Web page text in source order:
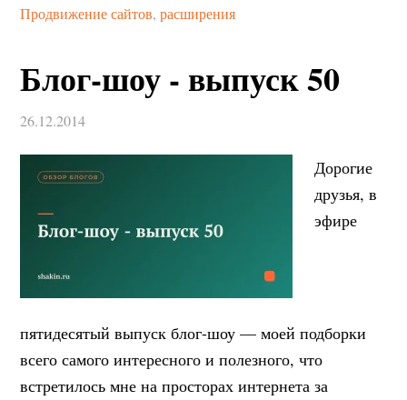
Продвижение сайтов,расширения
Блог-шоу - выпуск 50
26.12.2014
Дорогие
друзья, в
эфире
пятидесятый выпуск блог-шоу — моей подборки
всего самого интересного и полезного, что
встретилось мне на просторах интернета за